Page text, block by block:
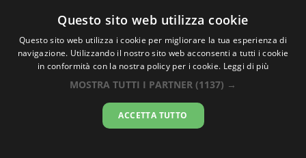
Oraesatta.co
Ora EsattaKazakistan
14:42:19
Questo sito web utilizza cookie
Questo sito web utilizza i cookie per migliorare la tua esperienza di
navigazione. Utilizzando il nostro sito web acconsenti a tutti i cookie
in conformità con la nostra policy per i cookie. Leggi di più
MOSTRA TUTTI I PARTNER (1137) →
ACCETTA TUTTO